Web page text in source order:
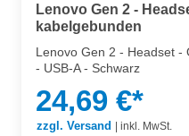
Lenovo Gen 2 -
kabelgebunden
Lenovo Gen 2 - Headset -
- USB-A - Schwarz
24,69 €*
zzgl. Versand inkl. MwSt.